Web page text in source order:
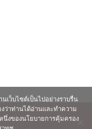
เว็บไซต์เป็นไปอย่างราบรื่น
ว่าท่านได้อ่านและทำความ
นึ่งของนโยบายการคุ้มครอง